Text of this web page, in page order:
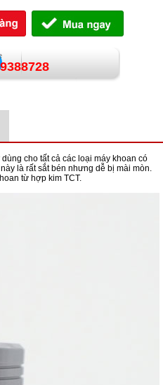
cho tất cả các loại máy khoan có
là rất sắt bén nhưng dễ bị mài mòn.
từ hợp kim TCT.